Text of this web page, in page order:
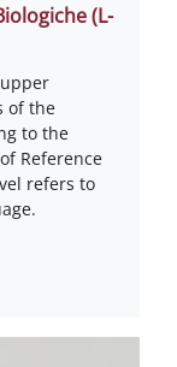
(L-
of the
to the
Reference
refers to